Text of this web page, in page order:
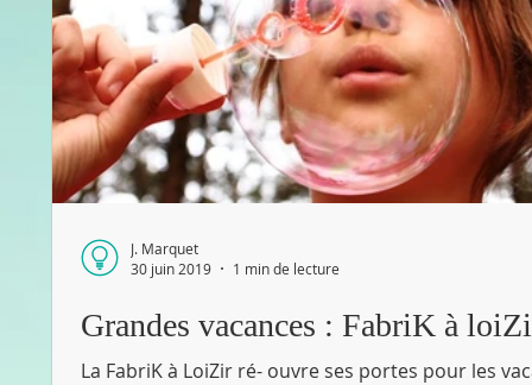
Grandes vacances : FabriK à
La FabriK à LoiZir ré- ouvre ses portes pour les
J. Marquet
30 juin 2019
1 min de lecture